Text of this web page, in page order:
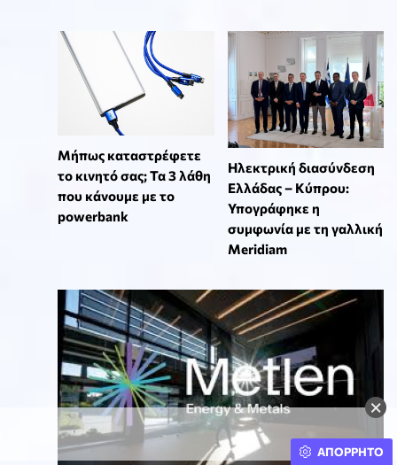
×
Μήπως καταστρέφετε
το κινητό σας; Τα 3 λάθη
που κάνουμε με το
powerbank
Ηλεκτρική διασύνδεση
Ελλάδας – Κύπρου:
Υπογράφηκε η
συμφωνία με τη γαλλική
Meridiam
ΑΠΟΡΡΗΤΟ